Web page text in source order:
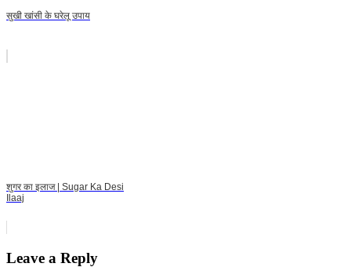
सुखी खांसी के घरेलू उपाय
शुगर का इलाज | Sugar Ka Desi
Ilaaj
Leave a Reply